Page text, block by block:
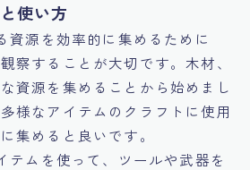
使い方
資源を効率的に集めるために
察することが大切です。木材、
資源を集めることから始めまし
様なアイテムのクラフトに使用
集めると良いです。
テムを使って、ツールや武器を